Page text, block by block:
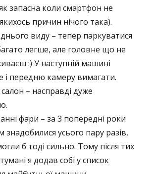
запасна коли смартфон не
причин нічого така).
виду – тепер паркуватися
легше, але головне що не
:) У наступній машині
і передню камеру вимагати.
– насправді дуже
фари – за 3 попередні роки
знадобилися усього пару разів,
б тоді сильно. Тому після тих
я додав собі у список